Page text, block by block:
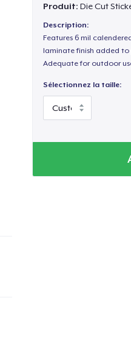
Produit: Die Cut
Description:
Features 6 mil
laminate finish added to
Adequate for outdoor
Sélectionnez la taille: